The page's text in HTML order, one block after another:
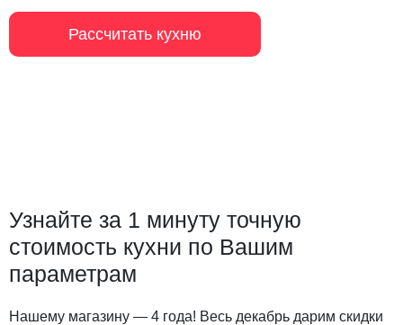
Рассчитать кухню
Узнайте за 1 минуту точную
стоимость кухни по Вашим
параметрам
Нашему магазину — 4 года! Весь декабрь дарим скидки